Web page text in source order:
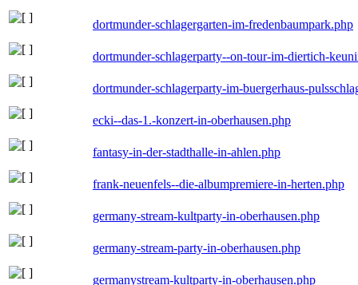
dortmunder-schlagergarten-im-fredenbaumpark.php
dortmunder-schlagerparty--on-tour-im-diertich-
dortmunder-schlagerparty-im-buergerhaus-
ecki--das-1.-konzert-in-oberhausen.php
fantasy-in-der-stadthalle-in-ahlen.php
frank-neuenfels--die-albumpremiere-in-herten.php
germany-stream-kultparty-in-oberhausen.php
germany-stream-party-in-oberhausen.php
germanystream-kultparty-in-oberhausen.php